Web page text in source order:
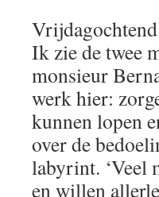
Ik zie de twee
monsieur
werk hier:
kunnen lopen
over de
labyrint. ‘Veel
en willen